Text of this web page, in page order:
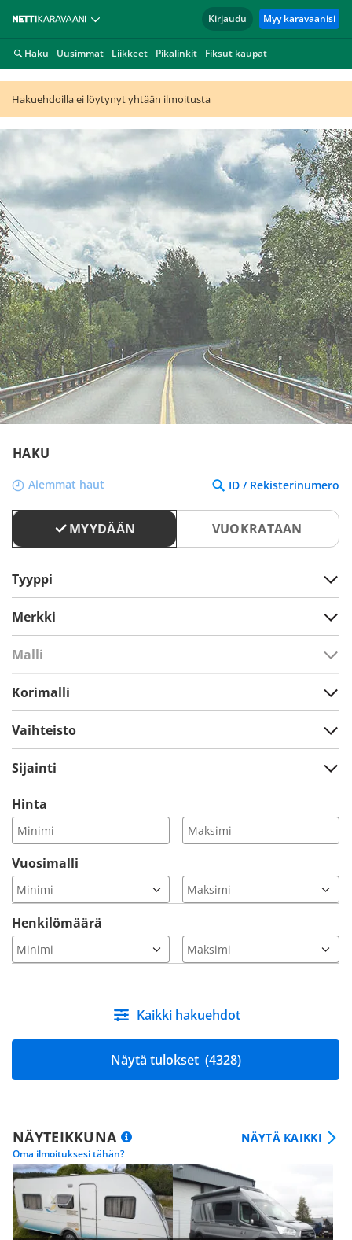
Kirjaudu Myy karavaanisi
Haku Uusimmat Liikkeet Pikalinkit Fiksut kaupat
Hakuehdoilla ei löytynyt yhtään ilmoitusta
HAKU
Aiemmat haut ID / Rekisterinumero
MYYDÄÄN VUOKRATAAN
Tyyppi
Merkki
Malli
Korimalli
Vaihteisto
Sijainti
Henkilömäärä
Vuosimalli
Hinta
Kaikki hakuehdot
Näytä tulokset (4328)
NÄYTEIKKUNA
Oma ilmoituksesi tähän?
NÄYTÄ KAIKKI